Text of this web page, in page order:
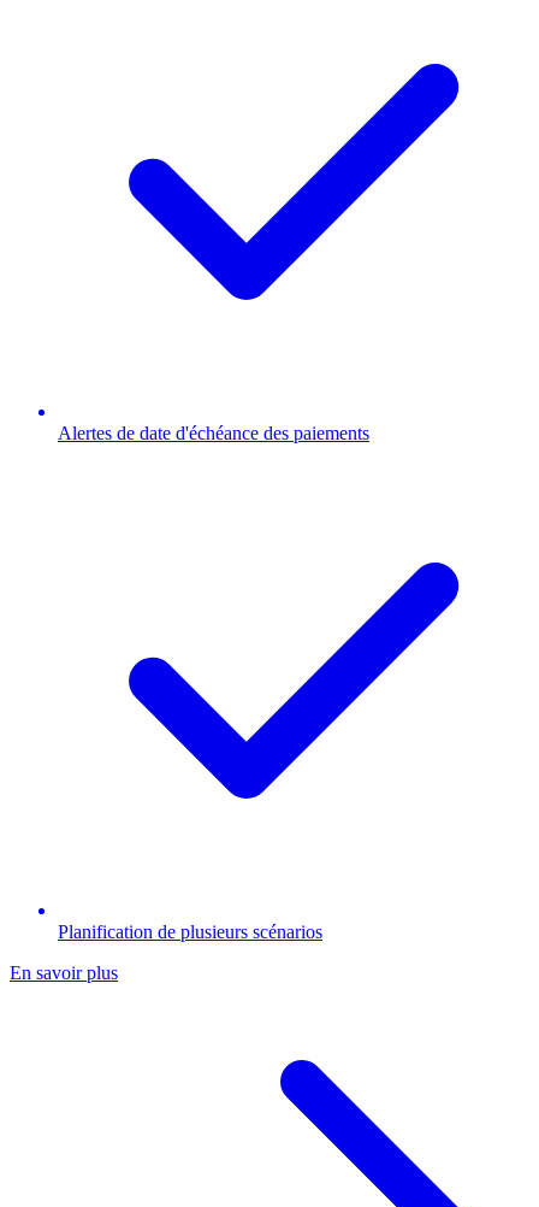
Alertes de date d'échéance des paiements
Planification de plusieurs scénarios
En savoir plus